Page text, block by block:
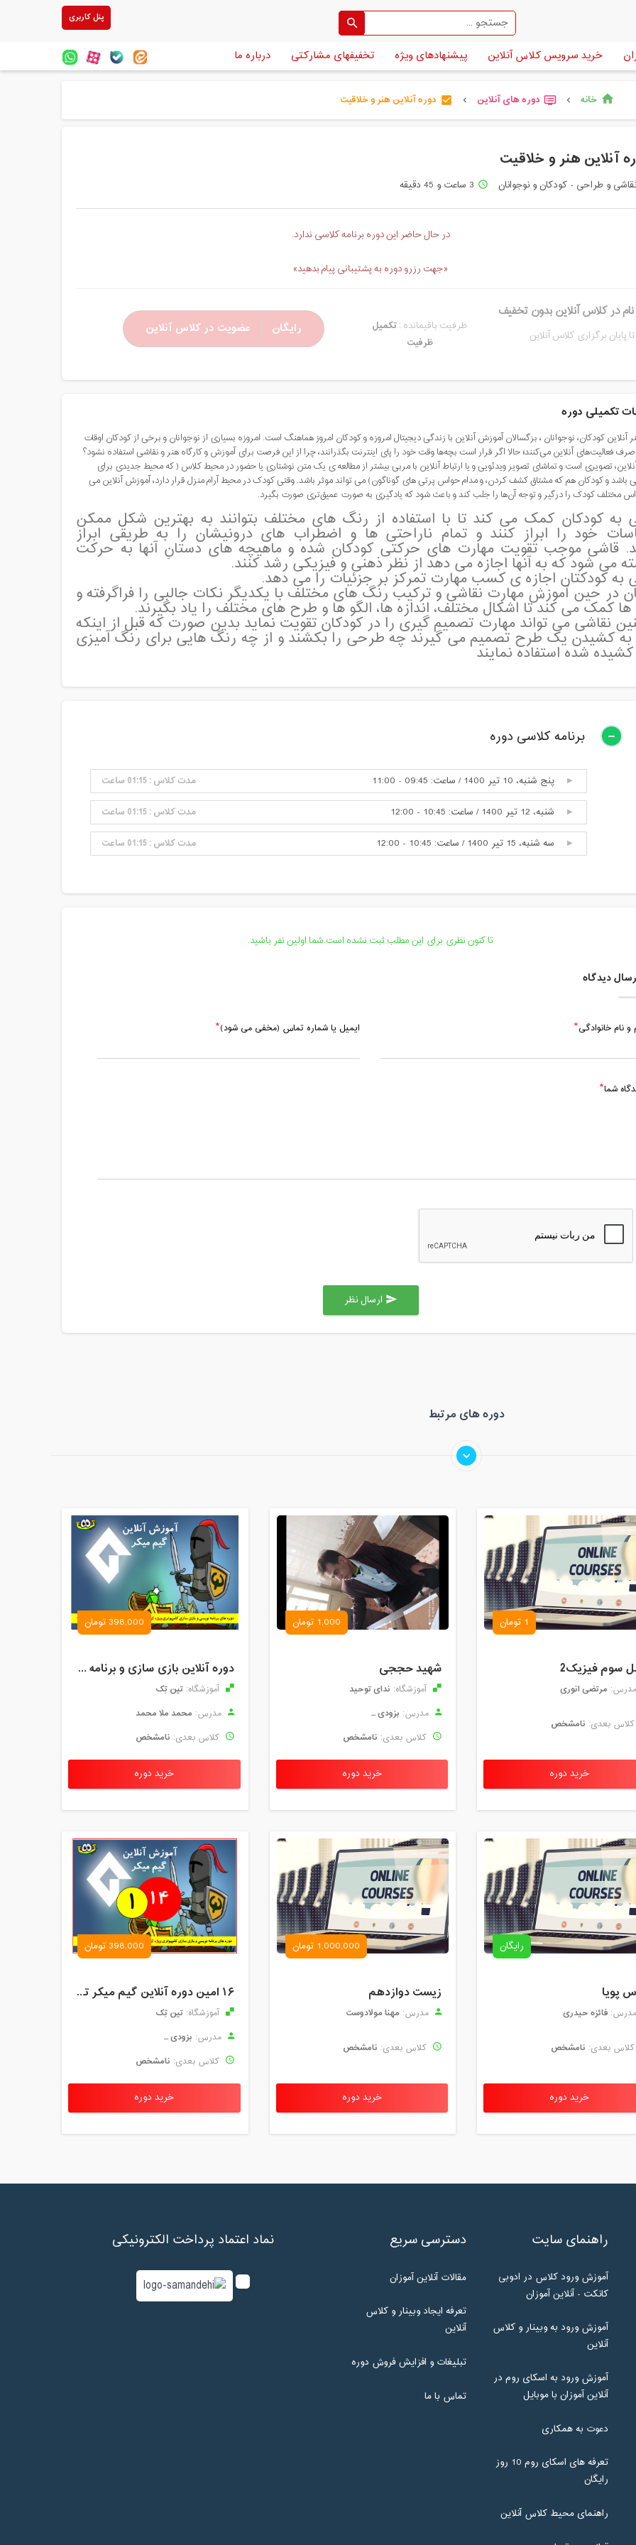
پنل کاربری
خرید سرویس کلاس آنلاین پیشنهادهای ویژه تخفیفهای مشارکتی درباره ما
home خانه chevron_left
dvr دوره های آنلاین chevron_left
check_box دوره آنلاین هنر و خلاقیت
آنلاین هنر و خلاقیت
نقاشی و طراحی - کودکان و نوجوانان access_time 3 ساعت و 45 دقیقه
در حال حاضر این دوره برنامه کلاسی ندارد.
«جهت رزرو دوره به پشتیبانی پیام بدهید»
در کلاس آنلاین بدون تخفیف
پایان برگزاری کلاس آنلاین
ظرفیت باقیمانده :تکمیل
ظرفیت
رایگان عضویت در کلاس آنلاین
تکمیلی دوره
آنلاین کودکان، نوجوانان ، بزگسالان آموزش آنلاین با زندگی دیجیتال امروزه و کودکان امروز هماهنگ است. امروزه بسیاری از نوجوانان و برخی از کودکان اوقات
صرف فعالیت‌های آنلاین می‌کنند؛ حالا اگر قرار است بچه‌ها وقت خود را پای اینترنت بگذرانند، چرا از این فرصت برای آموزش و کارگاه هنر و نقاشی استفاده نشود؟
تصویری است و تماشای تصویر ویدئویی و یا ارتباط آنلاین با مربی بیشتر از مطالعه ی یک متن نوشتاری یا حضور در محیط کلاس ( که محیط جدیدی برای
و کودکان هم که مشتاق کشف کردن، و مدام حواس پرتی های گوناگون) می تواند موثر باشد. وقتی کودک در محیط آرام منزل قرار دارد، آموزش آنلاین می
مختلف کودک را درگیر و توجه آن‌ها را جلب کند و باعث شود که یادگیری به صورت عمیق‌تری صورت بگیرد.
به کودکان کمک می کند تا با استفاده از رنگ های مختلف بتوانند به بهترین شکل ممکن
خود را ابراز کنند و تمام ناراحتی ها و اضطراب های درونیشان را به طریقی ابراز
قاشی موجب تقویت مهارت های حرکتی کودکان شده و ماهیچه های دستانِ آنها به حرکت
می شود که به آنها اجازه می دهد از نظر ذهنی و فیزیکی رشد کنند.
به کودکتان اجازه ی کسب مهارت تمرکز بر جزئیات را می دهد.
در حین آموزش مهارت نقاشی و ترکیب رنگ های مختلف با یکدیگر نکات جالبی را فراگرفته و
ها کمک می کند تا اشکال مختلف، اندازه ها، الگو ها و طرح های مختلف را یاد بگیرند.
نقاشی می تواند مهارت تصمیم گیری را در کودکان تقویت نماید بدین صورت که قبل از اینکه
به کشیدن یک طرح تصمیم می گیرند چه طرحی را بکشند و از چه رنگ هایی برای رنگ آمیزی
شده استفاده نمایند
برنامه کلاسی دوره
پنج شنبه، 10 تیر 1400 / ساعت: 09:45 - 11:00 مدت کلاس : 01:15 ساعت
شنبه، 12 تیر 1400 / ساعت: 10:45 - 12:00 مدت کلاس : 01:15 ساعت
سه شنبه، 15 تیر 1400 / ساعت: 10:45 - 12:00 مدت کلاس : 01:15 ساعت
تا کنون نظری برای این مطلب ثبت نشده است.شما اولین نفر باشید.
دیدگاه
و نام خانوادگی ایمیل یا شماره تماس (مخفی می شود)
شما
send
دوره های مرتبط
1 تومان
سوم فیزیک2
مدرس: مرتضی انوری
کلاس بعدی: نامشخص
خرید دوره
1,000 تومان
شهید حججی
آموزشگاه: ندای توحید
مدرس: بزودی ...
کلاس بعدی: نامشخص
خرید دوره
398,000 تومان
دوره آنلاین بازی سازی و برنامه نویسی گیم میکر نوجوان
آموزشگاه: تین تِک
مدرس: محمد ملا محمد
کلاس بعدی: نامشخص
خرید دوره
رایگان
پویا
مدرس: فائزه حیدری
کلاس بعدی: نامشخص
خرید دوره
1,000,000 تومان
زیست دوازدهم
مدرس: مهنا مولادوست
کلاس بعدی: نامشخص
خرید دوره
398,000 تومان
۱۶ امین دوره آنلاین گیم میکر ترم 1 کودک و نوجوان تین تِک
آموزشگاه: تین تِک
مدرس: بزودی ...
کلاس بعدی: نامشخص
خرید دوره
راهنمای سایت
آموزش ورود کلاس در ادوبی
کانکت - آنلاین آموزان
آموزش ورود به وبینار و کلاس
آنلاین
آموزش ورود به اسکای روم در
آنلاین آموزان با موبایل
دعوت به همکاری
تعرفه های اسکای روم 10 روز
رایگان
راهنمای محیط کلاس آنلاین
دسترسی سریع
مقالات آنلاین آموزان
تعرفه ایجاد وبینار و کلاس
آنلاین
تبلیغات و افزایش فروش دوره
تماس با ما
نماد اعتماد پرداخت الکترونیکی